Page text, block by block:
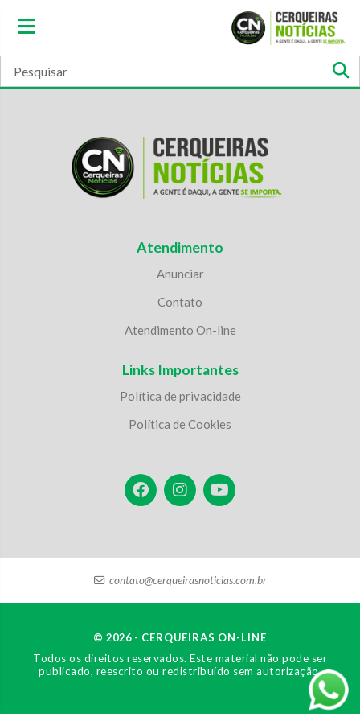
Atendimento
Anunciar
Contato
Atendimento On-line
Links Importantes
Política de privacidade
Política de Cookies
contato@cerqueirasnoticias.com.br
© 2026 - CERQUEIRAS ON-LINE
Todos os direitos reservados. Este material não pode ser
publicado, reescrito ou redistribuído sem autorização.